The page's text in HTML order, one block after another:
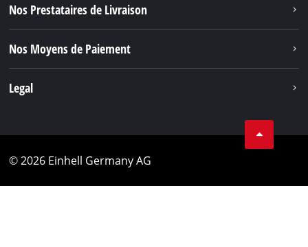
Nos Prestataires de Livraison
Nos Moyens de Paiement
Legal
© 2026 Einhell Germany AG